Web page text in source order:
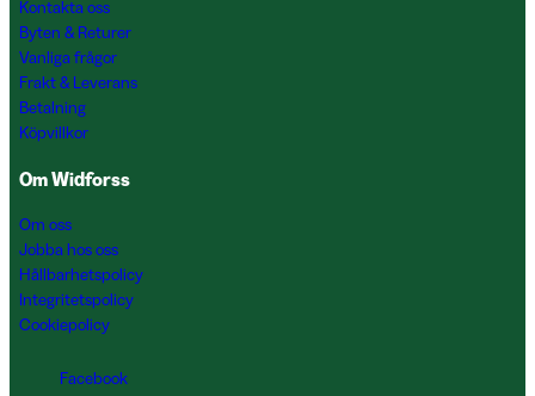
Kontakta oss
Byten & Returer
Vanliga frågor
Frakt & Leverans
Betalning
Köpvillkor
Om Widforss
Om oss
Jobba hos oss
Hållbarhetspolicy
Integritetspolicy
Cookiepolicy
Facebook